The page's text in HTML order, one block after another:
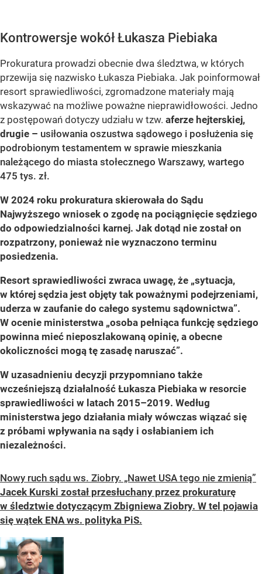
Kontrowersje wokół Łukasza Piebiaka
Prokuratura prowadzi obecnie dwa śledztwa, w których
przewija się nazwisko Łukasza Piebiaka. Jak poinformował
resort sprawiedliwości, zgromadzone materiały mają
wskazywać na możliwe poważne nieprawidłowości. Jedno
z postępowań dotyczy udziału w tzw. aferze hejterskiej,
drugie – usiłowania oszustwa sądowego i posłużenia się
podrobionym testamentem w sprawie mieszkania
należącego do miasta stołecznego Warszawy, wartego
475 tys. zł.
W 2024 roku prokuratura skierowała do Sądu
Najwyższego wniosek o zgodę na pociągnięcie sędziego
do odpowiedzialności karnej. Jak dotąd nie został on
rozpatrzony, ponieważ nie wyznaczono terminu
posiedzenia.
Resort sprawiedliwości zwraca uwagę, że „sytuacja,
w której sędzia jest objęty tak poważnymi podejrzeniami,
uderza w zaufanie do całego systemu sądownictwa”.
W ocenie ministerstwa „osoba pełniąca funkcję sędziego
powinna mieć nieposzlakowaną opinię, a obecne
okoliczności mogą tę zasadę naruszać”.
W uzasadnieniu decyzji przypomniano także
wcześniejszą działalność Łukasza Piebiaka w resorcie
sprawiedliwości w latach 2015–2019. Według
ministerstwa jego działania miały wówczas wiązać się
z próbami wpływania na sądy i osłabianiem ich
niezależności.
Nowy ruch sądu ws. Ziobry. „Nawet USA tego nie zmienią”
Jacek Kurski został przesłuchany przez prokuraturę
w śledztwie dotyczącym Zbigniewa Ziobry. W tel pojawia
się wątek ENA ws. polityka PiS.